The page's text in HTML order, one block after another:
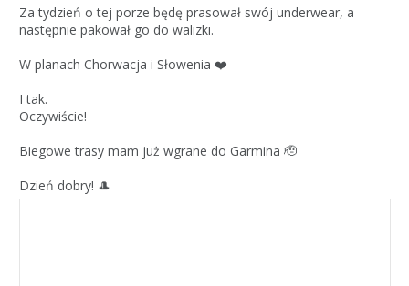
Za tydzień o tej porze będę prasował swój underwear, a
następnie pakował go do walizki.
W planach Chorwacja i Słowenia ❤️
I tak.
Oczywiście!
Biegowe trasy mam już wgrane do Garmina 🫡
Dzień dobry! 🎩